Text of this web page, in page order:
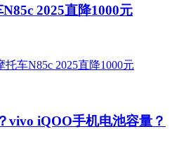
2025直降1000元
vivo iQOO手机电池容量？